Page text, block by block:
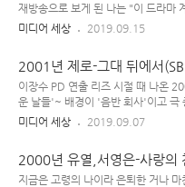
'가요계 테리우스 신성우'가 TV 드라
격적으로 '연기자'로 이름 알리기 시
재방송으로 보게 된 나는 "이 드라마
그 시기 월화엔 '상도'를 열심히 시청
다. 헌데, 난 '여성 시청자'임에도 '여
린 드라마 엔 1g도 관심 없고 '남성
는 '상인의 이야기' 에 꽂혀 있었기에
건가?' 생각했더랬다. 2002년 초..
미디어 세상 2019.09.15
2001년 제로-그대 뒤에서
종합과자세트 드라마
이장수 PD 연출 리즈 시절 때 나온
운 날들'~ 배경이 '음반 회사'이고 극
로듀서'였던 관계로 흘러나온 배경 음
자주 흘러 나왔던 기억이...(기타 등
들이 좋아서 예전에 ost 많이 들었었
미디어 세상 2019.09.07
2000년 유열,서영은-사랑의
치 아픈 신데렐라
지금은 고령의 나이라 은퇴한 거나